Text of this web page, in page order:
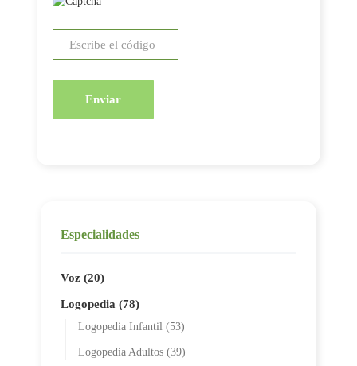
Enviar
Especialidades
Voz (20)
Logopedia (78)
Logopedia Infantil (53)
Logopedia Adultos (39)